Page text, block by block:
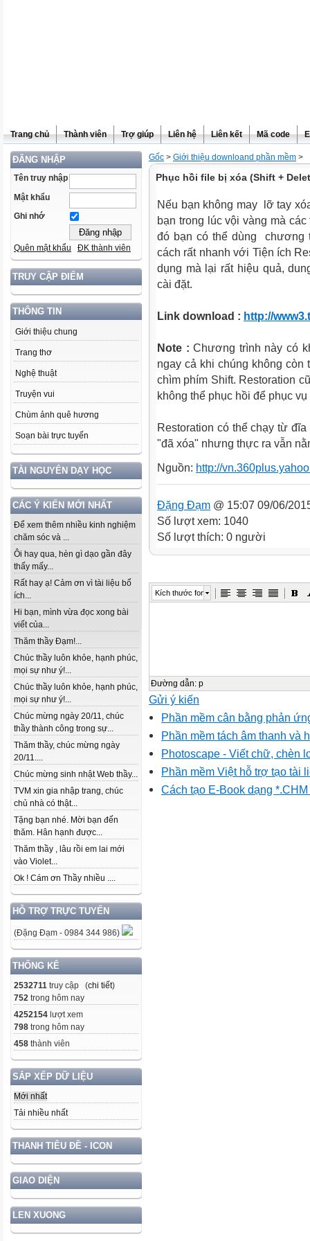
Trang chủ Thành viên Trợ giúp Liên hệ Liên kết Mã code
ĐĂNG NHẬP
Tên truy nhập
Mật khẩu
Ghi nhớ
Quên mật khẩu ĐK thành viên
TRUY CẬP ĐIỂM
THÔNG TIN
Giới thiệu chung
Trang thơ
Nghệ thuật
Truyện vui
Chùm ảnh quê hương
Soạn bài trực tuyến
TÀI NGUYÊN DẠY HỌC
CÁC Ý KIẾN MỚI NHẤT
Để xem thêm nhiều kinh nghiệm
chăm sóc và ...
Ôi hay qua, hèn gì dạo gần đây
thấy mấy...
Rất hay ạ! Cảm ơn vì tài liệu bổ
ích...
Hi bạn, mình vừa đọc xong bài
viết của...
Thăm thầy Đạm!...
Chúc thầy luôn khỏe, hạnh phúc,
mọi sự như ý!...
Chúc thầy luôn khỏe, hạnh phúc,
mọi sự như ý!...
Chúc mừng ngày 20/11, chúc
thầy thành công trong sự...
Thăm thầy, chúc mừng ngày
20/11....
Chúc mừng sinh nhật Web thầy...
TVM xin gia nhập trang, chúc
chủ nhà có thật...
Tặng bạn nhé. Mời bạn đến
thăm. Hân hạnh được...
Thăm thầy , lâu rồi em lai mới
vào Violet...
Ok ! Cám ơn Thầy nhiều ....
HỖ TRỢ TRỰC TUYẾN
(Đặng Đạm - 0984 344 986)
THỐNG KÊ
2532711 truy cập (chi tiết)
752 trong hôm nay
4252154 lượt xem
798 trong hôm nay
458 thành viên
SẮP XẾP DỮ LIỆU
Mới nhất
Tải nhiều nhất
THANH TIÊU ĐỀ - ICON
GIAO DIỆN
LEN XUONG
Gốc > Giới thiệu downloand phần mềm >
Phục hồi file bị xóa (Shift +
Nếu bạn không may lỡ tay
bạn trong lúc vội vàng mà
đó bạn có thể dùng chương
cách rất nhanh với Tiện ích
dụng mà lại rất hiệu quả,
cài đặt.
Link download : http://
Note : Chương trình này có
ngay cả khi chúng không
chìm phím Shift. Restoration
không thể phục hồi để phục
Restoration có thể chạy từ
"đã xóa" nhưng thực ra vẫn
Nguồn: http://
Đặng Đạm @ 15:07 09/06/
Số lượt xem: 1040
Số lượt thích: 0 người
Kích thước font
Đường dẫn: p
Gửi ý kiến
Phần mềm cân bằng phản
Phần mềm tách âm thanh và
Photoscape - Viết chữ, chèn
Phần mềm Việt hỗ trợ tạo tài
Cách tạo E-Book dạng